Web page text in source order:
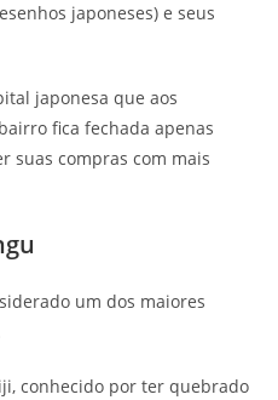
japoneses) e seus
japonesa que aos
fica fechada apenas
suas compras com mais
um dos maiores
conhecido por ter quebrado